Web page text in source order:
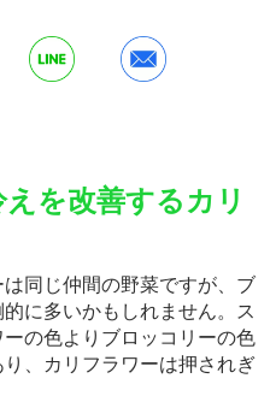
を改善するカリ
同じ仲間の野菜ですが、ブ
に多いかもしれません。ス
の色よりブロッコリーの色
、カリフラワーは押されぎ